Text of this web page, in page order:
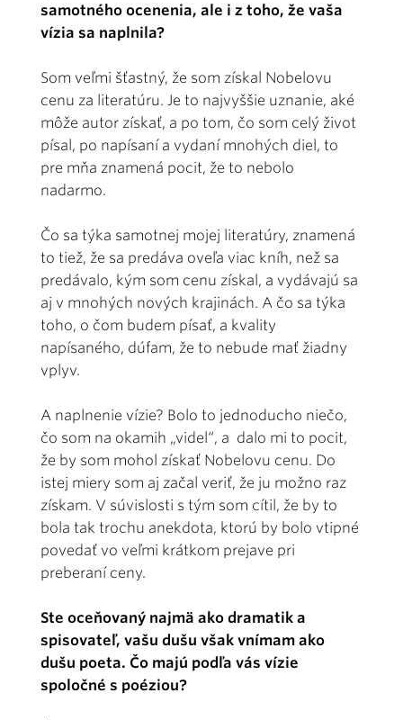
samotného ocenenia, ale i z toho, že vaša
vízia sa naplnila?
Som veľmi šťastný, že som získal Nobelovu
cenu za literatúru. Je to najvyššie uznanie, aké
môže autor získať, a po tom, čo som celý život
písal, po napísaní a vydaní mnohých diel, to
pre mňa znamená pocit, že to nebolo
nadarmo.
Čo sa týka samotnej mojej literatúry, znamená
to tiež, že sa predáva oveľa viac kníh, než sa
predávalo, kým som cenu získal, a vydávajú sa
aj v mnohých nových krajinách. A čo sa týka
toho, o čom budem písať, a kvality
napísaného, dúfam, že to nebude mať žiadny
vplyv.
A naplnenie vízie? Bolo to jednoducho niečo,
čo som na okamih „videl“, a dalo mi to pocit,
že by som mohol získať Nobelovu cenu. Do
istej miery som aj začal veriť, že ju možno raz
získam. V súvislosti s tým som cítil, že by to
bola tak trochu anekdota, ktorú by bolo vtipné
povedať vo veľmi krátkom prejave pri
preberaní ceny.
Ste oceňovaný najmä ako dramatik a
spisovateľ, vašu dušu však vnímam ako
dušu poeta. Čo majú podľa vás vízie
spoločné s poéziou?